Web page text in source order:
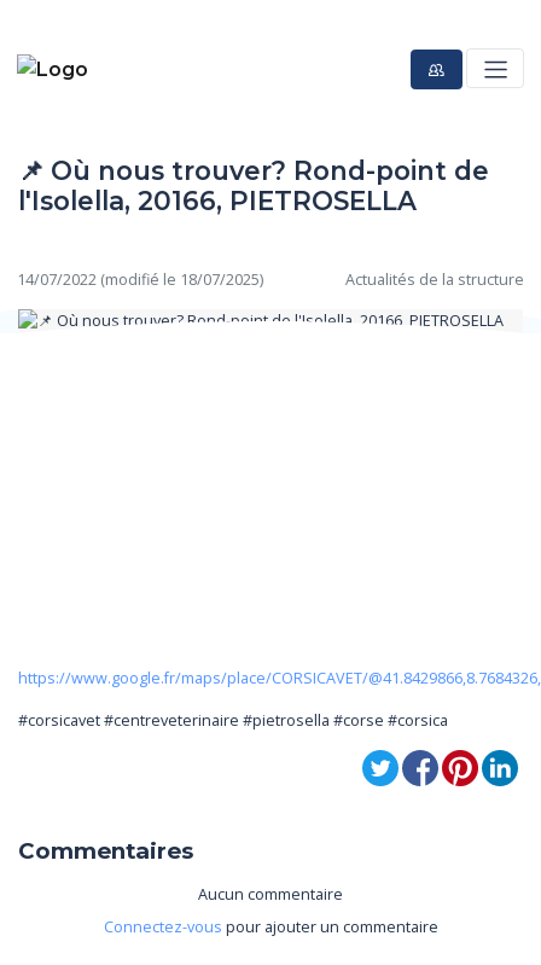
📌 Où nous trouver? Rond-point de
l'Isolella, 20166, PIETROSELLA
14/07/2022 (modifié le 18/07/2025) Actualités de la structure
https://www.google.fr/maps/place/CORSICAVET/
#corsicavet #centreveterinaire #pietrosella #corse #corsica
Commentaires
Aucun commentaire
Connectez-vous pour ajouter un commentaire